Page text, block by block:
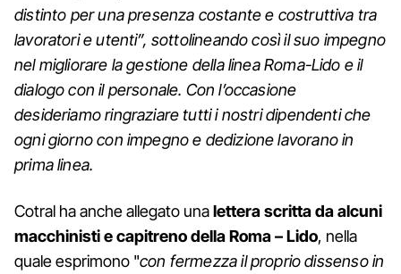
distinto per una presenza costante e costruttiva tra
lavoratori e utenti”, sottolineando così il suo impegno
nel migliorare la gestione della linea Roma-Lido e il
dialogo con il personale. Con l’occasione
desideriamo ringraziare tutti i nostri dipendenti che
ogni giorno con impegno e dedizione lavorano in
prima linea.
Cotral ha anche allegato unalettera scritta da alcuni
macchinisti e capitreno della Roma – Lido, nella
quale esprimono "con fermezza il proprio dissenso in